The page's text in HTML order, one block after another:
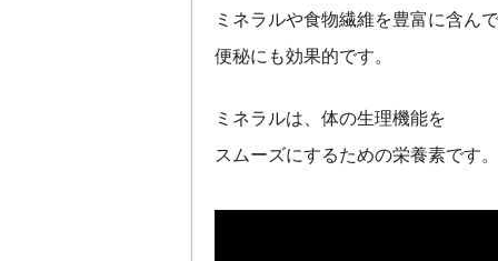
ミネラルや食物繊維を豊富に含んで
便秘にも効果的です。
ミネラルは、体の生理機能を
スムーズにするための栄養素です。